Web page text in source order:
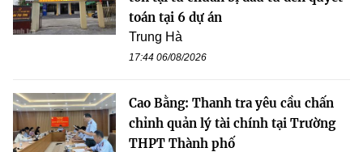
toán tại 6 dự án
Trung Hà
17:44 06/08/2026
Cao Bằng: Thanh tra yêu cầu chấn
chỉnh quản lý tài chính tại Trường
THPT Thành phố